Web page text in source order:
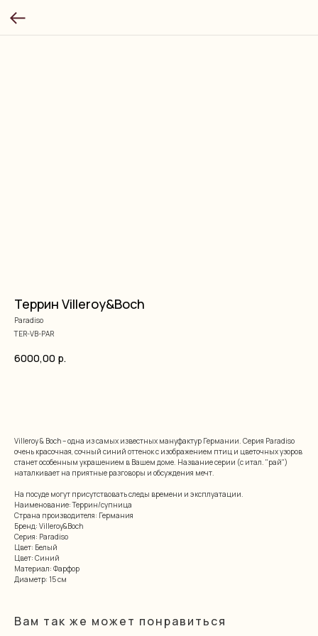
Террин Villeroy&Boch
Paradiso
TER-VB-PAR
6000,00 р.
Villeroy & Boch – одна из самых известных мануфактур Германии. Серия Paradiso
очень красочная, сочный синий оттенок с изображением птиц и цветочных узоров
станет особенным украшением в Вашем доме. Название серии (с итал. "рай")
наталкивает на приятные разговоры и обсуждения мечт.
На посуде могут присутствовать следы времени и эксплуатации.
Наименование: Террин/супница
Страна производителя: Германия
Бренд: Villeroy&Boch
Серия: Paradiso
Цвет: Белый
Цвет: Синий
Материал: Фарфор
Диаметр: 15 см
Вам так же может понравиться